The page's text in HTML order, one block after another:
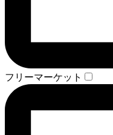
フリーマーケット